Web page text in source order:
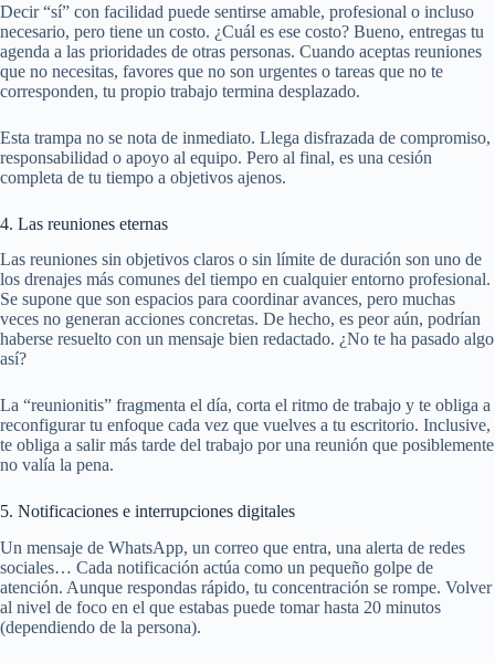
Decir “sí” con facilidad puede sentirse amable, profesional o incluso
necesario, pero tiene un costo. ¿Cuál es ese costo? Bueno, entregas tu
agenda a las prioridades de otras personas. Cuando aceptas reuniones
que no necesitas, favores que no son urgentes o tareas que no te
corresponden, tu propio trabajo termina desplazado.
Esta trampa no se nota de inmediato. Llega disfrazada de compromiso,
responsabilidad o apoyo al equipo. Pero al final, es una cesión
completa de tu tiempo a objetivos ajenos.
4. Las reuniones eternas
Las reuniones sin objetivos claros o sin límite de duración son uno de
los drenajes más comunes del tiempo en cualquier entorno profesional.
Se supone que son espacios para coordinar avances, pero muchas
veces no generan acciones concretas. De hecho, es peor aún, podrían
haberse resuelto con un mensaje bien redactado. ¿No te ha pasado algo
así?
La “reunionitis” fragmenta el día, corta el ritmo de trabajo y te obliga a
reconfigurar tu enfoque cada vez que vuelves a tu escritorio. Inclusive,
te obliga a salir más tarde del trabajo por una reunión que posiblemente
no valía la pena.
5. Notificaciones e interrupciones digitales
Un mensaje de WhatsApp, un correo que entra, una alerta de redes
sociales… Cada notificación actúa como un pequeño golpe de
atención. Aunque respondas rápido, tu concentración se rompe. Volver
al nivel de foco en el que estabas puede tomar hasta 20 minutos
(dependiendo de la persona).